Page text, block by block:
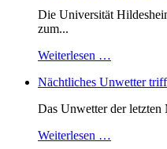
Die Universität
zum...
Weiterlesen …
Nächtliches Unwetter
Das Unwetter der letzten
Weiterlesen …